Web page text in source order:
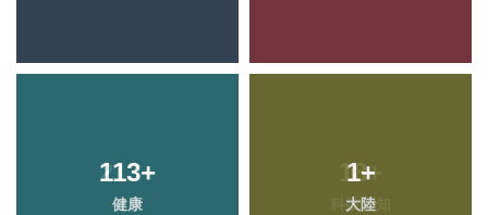
113+
健康
1+
大陸